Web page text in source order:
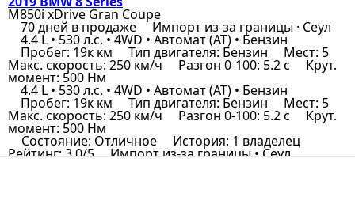
M850i xDrive Gran Coupe
70 дней в продаже Импорт из-за границы · Сеул
4.4 L • 530 л.с. • 4WD • Автомат (AT) • Бензин
Пробег: 19к км Тип двигателя: Бензин Мест: 5
Макс. скорость: 250 км/ч Разгон 0-100: 5.2 с Крут.
момент: 500 Нм
4.4 L • 530 л.с. • 4WD • Автомат (AT) • Бензин
Пробег: 19к км Тип двигателя: Бензин Мест: 5
Макс. скорость: 250 км/ч Разгон 0-100: 5.2 с Крут.
момент: 500 Нм
Состояние: Отличное История: 1 владелец
Рейтинг: 3.0/5 Импорт из-за границы • Сеул